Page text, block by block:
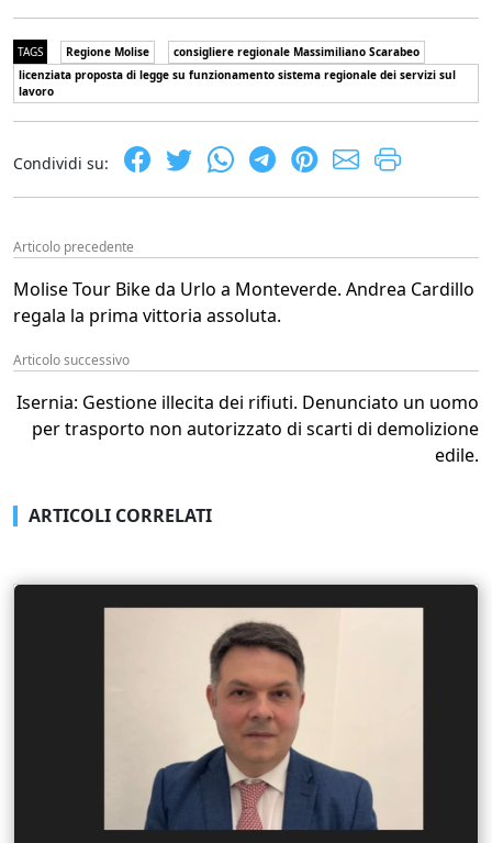
TAGS Regione Molise
consigliere regionale Massimiliano Scarabeo
licenziata proposta di legge su funzionamento sistema regionale dei servizi sul
lavoro
Condividi su:
Articolo precedente
Molise Tour Bike da Urlo a Monteverde. Andrea Cardillo
regala la prima vittoria assoluta.
Articolo successivo
Isernia: Gestione illecita dei rifiuti. Denunciato un uomo
per trasporto non autorizzato di scarti di demolizione
edile.
ARTICOLI CORRELATI